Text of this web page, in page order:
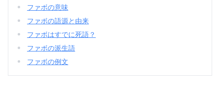
ファボの意味
ファボの語源と由来
ファボはすでに死語？
ファボの派生語
ファボの例文